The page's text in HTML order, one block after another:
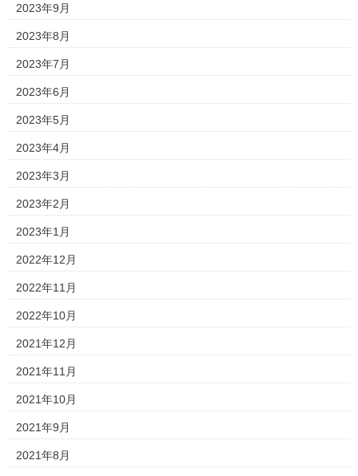
2023年9月
2023年8月
2023年7月
2023年6月
2023年5月
2023年4月
2023年3月
2023年2月
2023年1月
2022年12月
2022年11月
2022年10月
2021年12月
2021年11月
2021年10月
2021年9月
2021年8月